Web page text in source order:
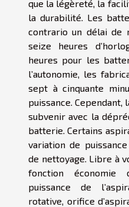
que la légèreté, la
la durabilité. Les
contrario un délai de
seize heures
heures pour les
l’autonomie, les
sept à cinquante
puissance. Cependant,
subvenir avec la
batterie. Certains
variation de
de nettoyage. Libre à
fonction économie
puissance de
rotative, orifice